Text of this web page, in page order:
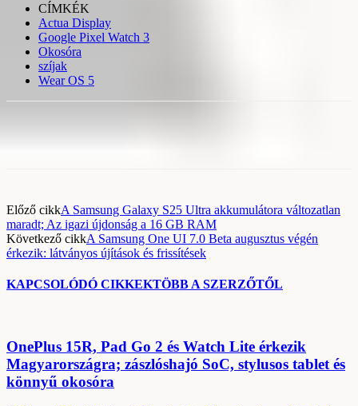
CÍMKÉK
Actua Display
Google Pixel Watch 3
Okosóra
szíjak
Wear OS 5
Előző cikkA Samsung Galaxy S25 Ultra akkumulátora változatlan
maradt; Az igazi újdonság a 16 GB RAM
Következő cikkA Samsung One UI 7.0 Beta augusztus végén
érkezik: látványos újítások és frissítések
KAPCSOLÓDÓ CIKKEKTÖBB A SZERZŐTŐL
OnePlus 15R, Pad Go 2 és Watch Lite érkezik
Magyarországra; zászlóshajó SoC, stylusos tablet és
könnyű okosóra